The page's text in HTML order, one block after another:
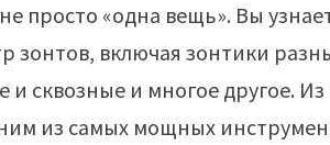
просто «одна вещь». Вы
зонтов, включая зонтики
сквозные и многое другое. Из
из самых мощных